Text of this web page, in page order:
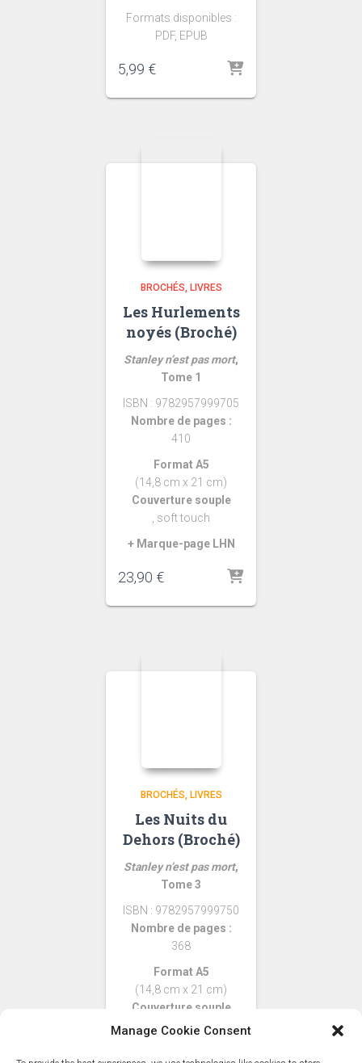
Manage Cookie Consent
Formats disponibles :
PDF, EPUB
5,99 €
BROCHÉS LIVRES
Les Hurlements
noyés (Broché)
Stanley n’est pas mort,
Tome 1
ISBN : 9782957999705
Nombre de pages :
410
Format A5
(14,8 cm x 21 cm)
Couverture souple
, soft touch
+ Marque-page LHN
23,90 €
BROCHÉS LIVRES
Les Nuits du
Dehors (Broché)
Stanley n’est pas mort,
Tome 3
ISBN : 9782957999750
Nombre de pages :
368
Format A5
(14,8 cm x 21 cm)
Couverture souple
, soft touch